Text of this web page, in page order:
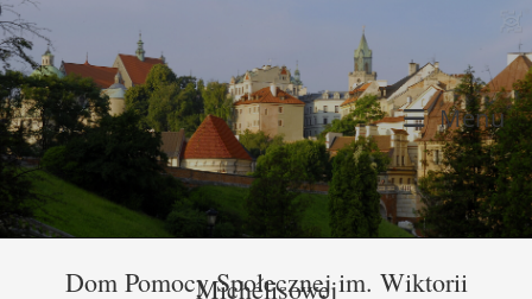
Skip
to
content
Menu
Dom Pomocy Społecznej im. Wiktorii
Michelisowej